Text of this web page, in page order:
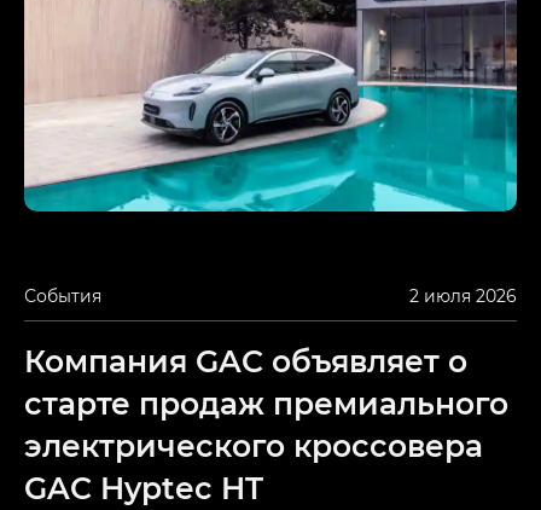
События 2 июля 2026
Компания GAC объявляет о
старте продаж премиального
электрического кроссовера
GAC Hyptec HT